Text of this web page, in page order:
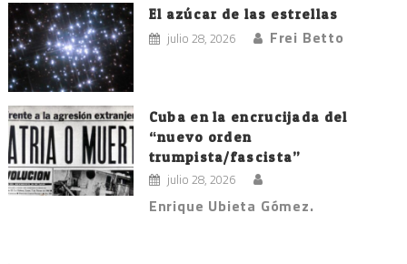
El azúcar de las estrellas
julio 28, 2026 Frei Betto
Cuba en la encrucijada del
“nuevo orden
trumpista/fascista”
julio 28, 2026
Enrique Ubieta Gómez.